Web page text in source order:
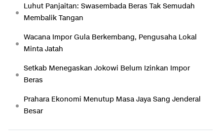
Luhut Panjaitan: Swasembada Beras Tak Semudah
Membalik Tangan
Wacana Impor Gula Berkembang, Pengusaha Lokal
Minta Jatah
Setkab Menegaskan Jokowi Belum Izinkan Impor
Beras
Prahara Ekonomi Menutup Masa Jaya Sang Jenderal
Besar